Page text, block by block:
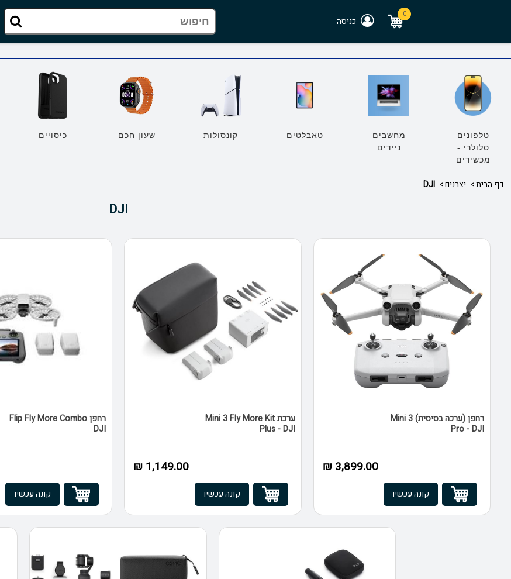
0
כניסה
טלפונים
סלולרי -
מכשירים
מחשבים
ניידים
טאבלטים קונסולות שעון חכם כיסויים
דף הבית יצרנים DJI
DJI
רחפן (ערכה בסיסית) Mini 3
Pro - DJI
3,899.00 ₪
קונה עכשיו
ערכת Mini 3 Fly More Kit
Plus - DJI
1,149.00 ₪
קונה עכשיו
רחפן Flip Fly More Combo
DJI
קונה עכשיו